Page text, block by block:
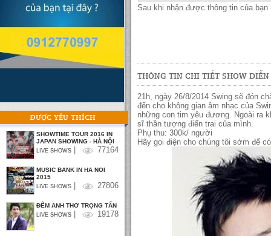
ĐƯỢC YÊU THÍCH
SHOWTIME TOUR 2016 IN
JAPAN SHOWING - HÀ NỘI
LIVE SHOWS 77164
MUSIC BANK IN HA NOI
2015
LIVE SHOWS 27806
ĐÊM ANH THƠ TRỌNG TẤN
LIVE SHOWS 19178
Sau khi nhận được thông tin của
THÔNG TIN CHI TIẾT SHOW DIỄN
21h, ngày 26/8/2014 Swing sẽ đón
đến cho không gian âm nhạc của
những con tim yêu đương. Ngoài ra
sĩ thần tượng điển trai của mình.
Phụ thu: 300k/ người
Hãy gọi điện cho chúng tôi sớm để